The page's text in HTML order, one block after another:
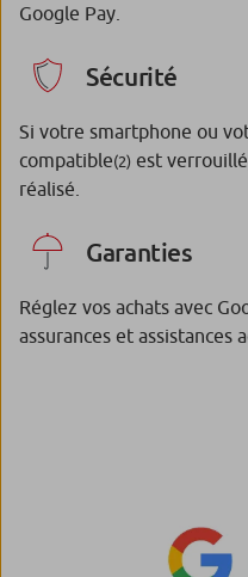
Google Pay.
Sécurité
Si votre smartphone ou
compatible(2) est
réalisé.
Garanties
Réglez vos achats avec
assurances et assistances